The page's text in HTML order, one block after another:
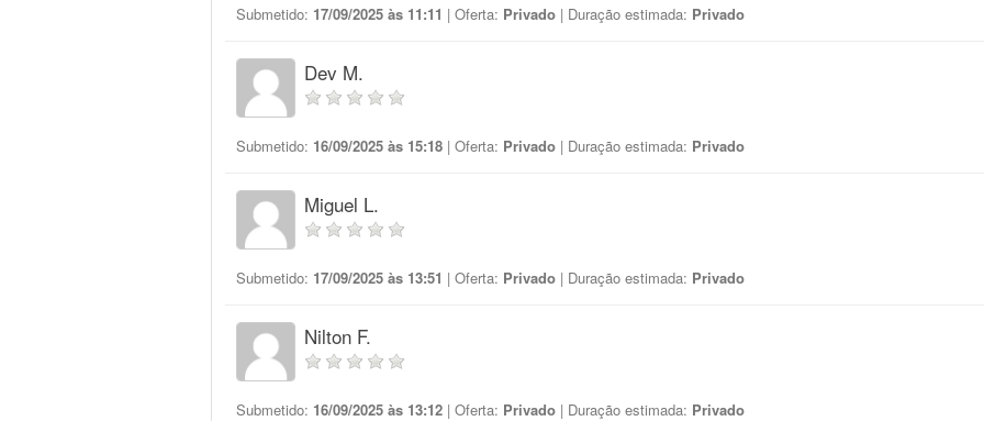
Submetido: 17/09/2025 às 11:11 | Oferta: Privado | Duração estimada: Privado
Dev M.
Submetido: 16/09/2025 às 15:18 | Oferta: Privado | Duração estimada: Privado
Miguel L.
Submetido: 17/09/2025 às 13:51 | Oferta: Privado | Duração estimada: Privado
Nilton F.
Submetido: 16/09/2025 às 13:12 | Oferta: Privado | Duração estimada: Privado